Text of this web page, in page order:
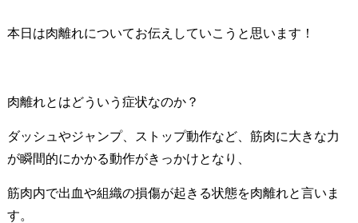
本日は肉離れについてお伝えしていこうと思います！
肉離れとはどういう症状なのか？
ダッシュやジャンプ、ストップ動作など、筋肉に大きな力
が瞬間的にかかる動作がきっかけとなり、
筋肉内で出血や組織の損傷が起きる状態を肉離れと言いま
す。